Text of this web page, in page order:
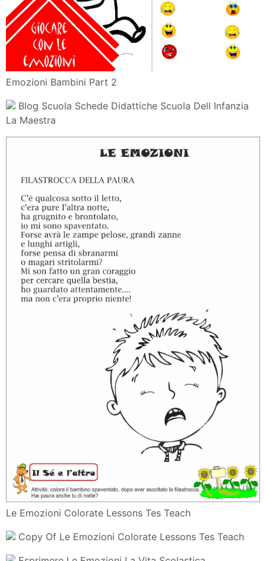
Emozioni Bambini Part 2
Blog Scuola Schede Didattiche Scuola Dell Infanzia
La Maestra
Le Emozioni Colorate Lessons Tes Teach
Copy Of Le Emozioni Colorate Lessons Tes Teach